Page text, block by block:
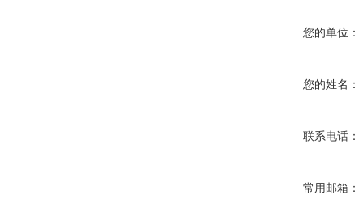
您的单位：
您的姓名：
联系电话：
常用邮箱：